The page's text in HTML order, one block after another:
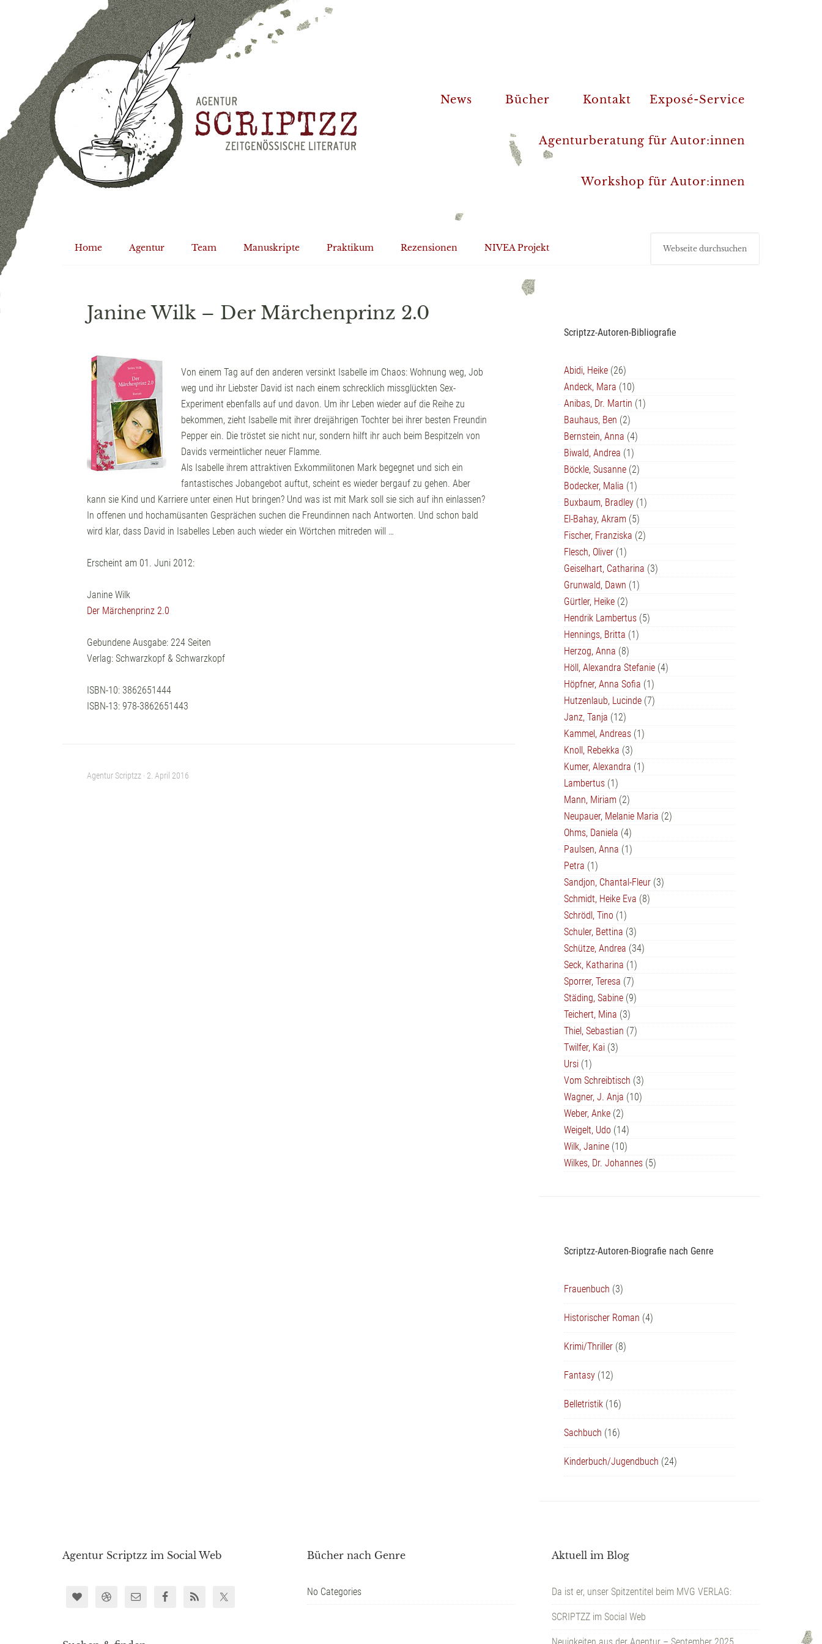
News Bücher Kontakt Exposé-Service
Agenturberatung für Autor:innen
Workshop für Autor:innen
Home Agentur Team Manuskripte Praktikum Rezensionen NIVEA Projekt
Janine Wilk – Der Märchenprinz 2.0
Von einem Tag auf den anderen versinkt Isabelle im Chaos: Wohnung weg, Job
weg und ihr Liebster David ist nach einem schrecklich missglückten Sex-
Experiment ebenfalls auf und davon. Um ihr Leben wieder auf die Reihe zu
bekommen, zieht Isabelle mit ihrer dreijährigen Tochter bei ihrer besten Freundin
Pepper ein. Die tröstet sie nicht nur, sondern hilft ihr auch beim Bespitzeln von
Davids vermeintlicher neuer Flamme.
Als Isabelle ihrem attraktiven Exkommilitonen Mark begegnet und sich ein
fantastisches Jobangebot auftut, scheint es wieder bergauf zu gehen. Aber
kann sie Kind und Karriere unter einen Hut bringen? Und was ist mit Mark soll sie sich auf ihn einlassen?
In offenen und hochamüsanten Gesprächen suchen die Freundinnen nach Antworten. Und schon bald
wird klar, dass David in Isabelles Leben auch wieder ein Wörtchen mitreden will …
Erscheint am 01. Juni 2012:
Janine Wilk
Der Märchenprinz 2.0
Gebundene Ausgabe: 224 Seiten
Verlag: Schwarzkopf & Schwarzkopf
ISBN-10: 3862651444
ISBN-13: 978-3862651443
Agentur Scriptzz · 2. April 2016
Scriptzz-Autoren-Bibliografie
Abidi, Heike (26)
Andeck, Mara (10)
Anibas, Dr. Martin (1)
Bauhaus, Ben (2)
Bernstein, Anna (4)
Biwald, Andrea (1)
Böckle, Susanne (2)
Bodecker, Malia (1)
Buxbaum, Bradley (1)
El-Bahay, Akram (5)
Fischer, Franziska (2)
Flesch, Oliver (1)
Geiselhart, Catharina (3)
Grunwald, Dawn (1)
Gürtler, Heike (2)
Hendrik Lambertus (5)
Hennings, Britta (1)
Herzog, Anna (8)
Höll, Alexandra Stefanie (4)
Höpfner, Anna Sofia (1)
Hutzenlaub, Lucinde (7)
Janz, Tanja (12)
Kammel, Andreas (1)
Knoll, Rebekka (3)
Kumer, Alexandra (1)
Lambertus (1)
Mann, Miriam (2)
Neupauer, Melanie Maria (2)
Ohms, Daniela (4)
Paulsen, Anna (1)
Petra (1)
Sandjon, Chantal-Fleur (3)
Schmidt, Heike Eva (8)
Schrödl, Tino (1)
Schuler, Bettina (3)
Schütze, Andrea (34)
Seck, Katharina (1)
Sporrer, Teresa (7)
Städing, Sabine (9)
Teichert, Mina (3)
Thiel, Sebastian (7)
Twilfer, Kai (3)
Ursi (1)
Vom Schreibtisch (3)
Wagner, J. Anja (10)
Weber, Anke (2)
Weigelt, Udo (14)
Wilk, Janine (10)
Wilkes, Dr. Johannes (5)
Scriptzz-Autoren-Biografie nach Genre
Frauenbuch (3)
Historischer Roman (4)
Krimi/Thriller (8)
Fantasy (12)
Belletristik (16)
Sachbuch (16)
Kinderbuch/Jugendbuch (24)
Agentur Scriptzz im Social Web Bücher nach Genre
No Categories
Aktuell im Blog
Da ist er, unser Spitzentitel beim MVG VERLAG:
SCRIPTZZ im Social Web